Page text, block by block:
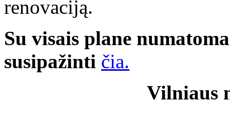
renovaciją.
Su visais plane
susipažinti čia.
Vilniaus